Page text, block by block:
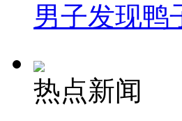
男子发现鸭
热点新闻